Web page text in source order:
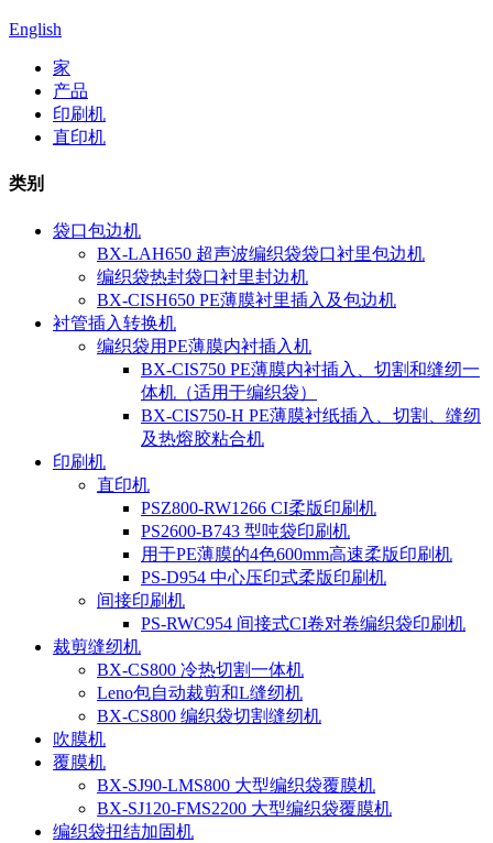
English
家
产品
印刷机
直印机
类别
袋口包边机
BX-LAH650 超声波编织袋袋口衬里包边机
编织袋热封袋口衬里封边机
BX-CISH650 PE薄膜衬里插入及包边机
衬管插入转换机
编织袋用PE薄膜内衬插入机
BX-CIS750 PE薄膜内衬插入、切割和缝纫一
体机（适用于编织袋）
BX-CIS750-H PE薄膜衬纸插入、切割、缝纫
及热熔胶粘合机
印刷机
直印机
PSZ800-RW1266 CI柔版印刷机
PS2600-B743 型吨袋印刷机
用于PE薄膜的4色600mm高速柔版印刷机
PS-D954 中心压印式柔版印刷机
间接印刷机
PS-RWC954 间接式CI卷对卷编织袋印刷机
裁剪缝纫机
BX-CS800 冷热切割一体机
Leno包自动裁剪和L缝纫机
BX-CS800 编织袋切割缝纫机
吹膜机
覆膜机
BX-SJ90-LMS800 大型编织袋覆膜机
BX-SJ120-FMS2200 大型编织袋覆膜机
编织袋扭结加固机